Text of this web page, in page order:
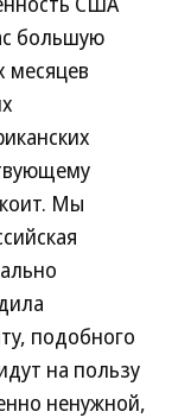
большую
месяцев
Мы
подобного
на пользу
ненужной,